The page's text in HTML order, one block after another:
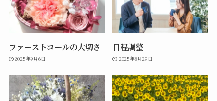
ファーストコールの大切さ
2025年9月6日
日程調整
2025年8月29日